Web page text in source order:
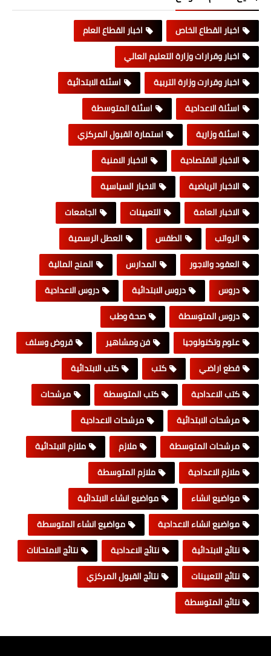
اخبار القطاع الخاص
اخبار القطاع العام
اخبار وقرارات وزارة التعليم العالي
اخبار وقرارت وزارة التربية
اسئلة الابتدائية
اسئلة الاعدادية
اسئلة المتوسطة
اسئلة وزارية
استمارة القبول المركزي
الاخبار الاقتصادية
الاخبار الامنية
الاخبار الرياضية
الاخبار السياسية
الاخبار العامة
التعيينات
الجامعات
الرواتب
الطقس
العطل الرسمية
العقود والاجور
المدارس
المنح المالية
دروس
دروس الابتدائية
دروس الاعدادية
دروس المتوسطة
صحة وطب
علوم وتكنولوجيا
فن ومشاهير
قروض وسلف
قطع اراضي
كتب
كتب الابتدائية
كتب الاعدادية
كتب المتوسطة
مرشحات
مرشحات الابتدائية
مرشحات الاعدادية
مرشحات المتوسطة
ملازم
ملازم الابتدائية
ملازم الاعدادية
ملازم المتوسطة
مواضيع انشاء
مواضيع انشاء الابتدائية
مواضيع انشاء الاعدادية
مواضيع انشاء المتوسطة
نتائج الابتدائية
نتائج الاعدادية
نتائج الامتحانات
نتائج التعيينات
نتائج القبول المركزي
نتائج المتوسطة